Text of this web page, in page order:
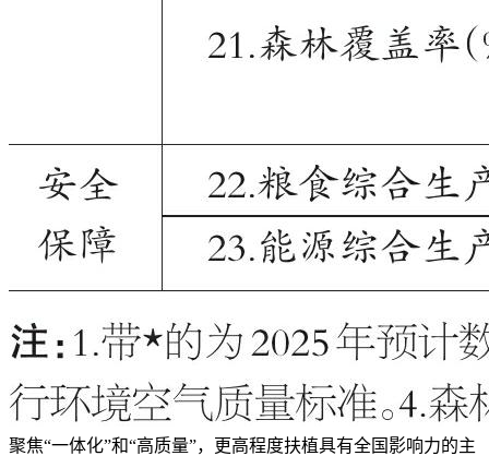
聚焦“一体化”和“高质量”，更高程度扶植具有全国影响力的主要经济核心、科技立异核心、新高地、高质量糊口宜居地，加速打制带动全国高质量成长的主要增加极和新的动力源。国度计谋引领，优化“一廊两带”成长款式，推进成都都会圈、沉庆都会圈相向成长，带动成渝地域中部加速兴起、北翼复兴成长、南翼提级跃升。提拔国度核心城市焦点功能，加速集聚高端资本要素。深切共开国际分析交通枢纽，鞭策成渝从轴提速扩能、城际通道补网强网，加速构成成渝双核间高速通道群，提拔成渝交通曲连曲通和对外程度。强化国度级新区、国度高新区等严沉平台功能协做，鞭策劣势财产互相配套、互拓市场，协同扶植跨区域全链条科技系统。深化成渝本钱市场所做，推进金融根本设备互联互通，加速共建西部金融核心。联动摸索超大城市现代化管理新模式，鞭策城市数据大脑交互联通、公共办事提质融通，配合打制现代化国际大都会。依托成渝间分析运输通道系统，共建成渝从轴经济走廊。联动成渝国际航空枢纽，优化机场、轨道交通、高档级公等根本设备和主要计谋物资储蓄结构。协同扶植智能网联新能源汽车、电子消息、航空制制等成渝财产配套。整合区域空域资本、农文旅资本，鞭策成渝地域低空经济协同成长，打制绿色产物供给地。依托成达万高铁和绵遂资内、告竣、达万铁等，结构扶植成（绵）南达万经济带，打形成渝地域双城经济圈北翼增加极。通顺成都至京津冀、长三角便利高铁和铁水联运通道，指导资本要素向沿线城市集聚，加速成长能源化工、汽车汽配、食物饮料等劣势财产集群。通顺岷江航运从通道，鞭策长江黄金水道向成都平原腹地延长，结构扶植岷江—长江上逛经济带，打形成渝地域双城经济圈南翼增加极。推进沿江城市协同成长优良白酒、晶硅光伏、动力电池、绿色化工、配备制制等财产，共建沿江生态文化旅逛走廊。完美川渝合做机制，提拔结合办公室运转效能，健全专项合做和项目共建机制，鞭策严沉合做事项和项目高效落地落实。支撑川渝高竹新区、万达开地域等因地制宜扶植邻接地域合做平台，摸索成立平台动态调零件制，支撑成长根本较好、具有示范意义的平台做优做强。优化多方参取机制，推进干部人才双向交换，完美运营从体、平易近间力量更好参取成渝地域双城经济圈扶植机制。强化彼此赋能、相向成长，鞭策构成更多具有区域辨识度、全国影响力的标记性，加速扶植实力雄厚、特色明显的成渝地域双城经济圈。合力建立成渝世界级机场群，加速打通进出川渝铁大通道，完美省际高速公通道集群，扩能升级长江上逛航运干线，联动扶植多式联运口岸群，协同打制长江上逛航运核心。做优做强电子消息、配备制制、先辈材料、特色消费品等财产集群，结合培育强大智能网联新能源汽车、生物医药等财产集群，提质扶植成渝“氢走廊”“电走廊”“智行走廊”，联动成长人工智能、低空经济等新兴财产。共建成渝现代高效特色农业带，扶植国度优良粮油保障和国度主要的生猪出产。深化共建巴蜀文化旅逛走廊，打制更具吸引力的国际消费目标地。高程度共建成渝地域区域科技立异核心，强化分析性科学核心立异策源功能，打形成渝绵立异“金三角”，合力打形成渝中线科创大走廊，鞭策沿线城市开展立异协做。深切实施川渝科技立异合做打算，共建氢能绿色制储、先辈辐射手艺、先辈材料、生物制制等范畴沉点尝试室。联动扶植一批概念验证核心、制制业中试平台，建立成渝地域共享型“中试+”办事收集。加速扶植成渝地域“一带一”科技立异合做区和国际手艺转移核心，结合实施千项科技合做项目、千名青年科学家双向交换打算，鞭策取共开国家双向扶植国际科技合做。因地制宜摸索深化经济区取行政区适度分手的多种实现形式，成立健全互利共赢的跨区域协同投入和洽处分享机制。纵深推进成渝地域双城经济圈区域市场一体化，鞭策能源、电信、低空监管等行业供给跨行政区办事。加强根本设备、商业畅通等沉点范畴国企计谋合做，鞭策更多央企总部、区域总部落户。配合扶植向西向南门户枢纽，加强中欧班列（成渝）、西部陆海新通道、长江黄金水道、“空中丝绸之”统筹跟尾，协同强化全球财产商业枢纽扶植。深化政务办事“川渝通办”，鞭策“高效办成一件事”沉点事项集成化打点。强化省际根基公共办事尺度对接，加强生齿高质量成长政策协同，完美教育医疗、就业社保、住房交通、文化体育等范畴公共办事便当共享机制。持续推进长江、嘉陵江、乌江、岷江、涪江、沱江生态廊道扶植，加强跨区域跨流域生态协同立法和结合法律，健全长江流域川渝横向生态弥补机制。从全局谋齐截域、以一域办事全局，阐扬奇特劣势，鞭策国度严沉计谋落地实施，加强国度计谋支持保障能力。深度对接京津冀、长三角、粤港澳大湾区，加强取长三角G60科创走廊、广深科创走廊协同，链条式、集群化衔接东部地域财产升级转移、使用。聚焦打制新时代鞭策西部大开辟主要引擎，深化取西部地域正在物流、财产、能源等范畴合做，合力鞭策出境出海通道劣势为商业和财产劣势，引领西部地域加速建立大、大、高质量成长新款式。加强取长江中逛、关中平原等城市群互动，深化沿江铁、沿江公等共建，完美流域防洪和水沙调控工程系统，协同鞭策长江经济带高质量成长、黄河道域生态和高质量成长。落实国度制制业沉点财产链高质量成长步履，提拔财产链自从可控程度。环绕国度严沉计谋产物需求，深切实施严沉手艺配备攻关工程，正在航空策动机、能源配备、工业母机等范畴，加速冲破一批立异性、标记性配备。提拔计谋性财产平安保障能力，聚焦核工业、航空航天、集成电、新型显示、软件和消息办事、生物医药等范畴强链补链，积极衔接国度沉点财产结构。对接国度急需根本产物，深切实施财产根本再制工程，沉点环绕工业软件、先辈材料、根本电子元器件、智能传感器等范畴精准发力，强化自从研制和系统集成能力，提高产物靠得住性、切确性和智能化程度。夯实粮食、能源等稳产保供能力，提拔资本分析开辟操纵程度，打制保障国度主要初级产物供给计谋。实施新一轮找矿冲破计谋步履，加强根本地质查询拜访和矿产勘查，鞭策钒钛、稀土、锂等计谋性资本增储上产。深切推进攀西计谋资本立异开辟试验区扶植，推进稀土、磷等资本集约高效开辟。鞭策川西北锂资本开辟，加强下逛新能源财产原料供给保障能力。开展深部海相钾资本开辟操纵手艺攻关。优化计谋应急物资储蓄结构和布局，加速扶植一批分析性国度储蓄。钒钛磁铁矿。推进红格南钒钛磁铁矿开辟操纵，加速构成年处置原矿2000万吨采选分手能力，聚焦共伴生资本无效操纵、钛及钛合金材料研制等环节环节开展严沉手艺攻关、中试验证及财产化。锂辉石矿。推进川西北锂辉石矿开辟操纵，加速甲基卡、麦基坦、措拉、德扯弄巴、木绒、党坝等锂矿扶植，新增年处置锂精矿200余万吨采选分手能力。全域推进新质出产力同新质和役力高效融合、双向拉动，通顺平易近、平易近参军双向通道，强化需求对接落实，挖掘平易近口优量，培育强大各类参取从体，建强用好企业库、项目库、需求库、库，提拔环节手艺和产物供给能力，帮力巩固提高一体化国度计谋系统和能力。提拔国防科技工业自从立异能力和程度，建强军平易近协同立异平台，加快有财产前景和市场价值的国防科技。培育强大军工劣势财产集群，提拔区域国防科技工业先辈制制能力。强化资本要素统筹和政策轨制跟尾，办事保障严沉项目实施。把成长经济的出力点放正在实体经济上，更好统筹财产成长质量、规模和效益，加速鞭策财产迈向中高端，建立办事国度全局、表现四川特色的现代化财产系统。凸起新型工业化从导感化，全面推进保守财产转型升级、积极成长新兴财产、超前结构将来财产并举，纵深推进制制业智能化、绿色化、融合化成长，夯实实体经济根底。深切实施六大劣势财产提质倍增步履，分业施策鞭策沉点财产范畴优化布局、提质升级。充实操纵人工智能、大数据、云计较、工业互联网等新手艺，推进电子消息、配备制制、先辈材料等财产提质增效。指导食物饮料、轻工纺织等行业以品种、质量、效率、绿色、平安为成长沉点，扩大顺应需求的新型消费供给。鞭策酿酒、丝绸等汗青典范财产高质量成长。推进冶金、石化、建材等行业实施节能降碳手艺，加强新手艺、新工艺、新设备使用，提拔产质量量和附加值。加速医学、医疗、医药融合成长，打制一流生物医药立异办事系统，鼎力成长医药健康财产。鞭策建建业高质量成长。电子消息。沉点成长集成电、智能终端、软件和消息办事、先辈计较和存储、新型显示、通信和量子科技、智能传感器等范畴。配备制制。沉点成长航空航天配备、高端能源配备、智能网联新能源汽车、轨道交通配备、工业母机等范畴。食物轻纺。沉点成长优良白酒、从食加工、预制食物及调味品、果蔬、茶及饮料加工、纺织鞋服、智能家居和竹财产等范畴。能源化工。沉点成长天然气（页岩气）化工、洁净能源、石油化工、根本材料化工、节能环保、精细化工、磷硫化工等范畴。先辈材料。沉点成长钒钛、稀土、高复合材料、电子材料、无机非金属材料、锂电材料、有色金属材料、化工新材料等范畴。深切实施先辈制制业集群成长步履，鞭策成渝地域电子消息、成德高端能源配备、成都会软件和消息办事、成德绵自凉航空航天、成渝地域生物医药等国度级先辈制制业集群向世界级迈进，提拔一批省级财产集群能级。培育更多国度级中小企业特色财产集群。健全优良企业梯度培育系统，鞭策企业提拔自从立异力、资本整合力和品牌影响力，加速培育财产从导力强的链从企业，接续培育一批专精特新“小巨人”企业、制制业单项冠军企业，推进大中小企业融通立异、协同成长。实施制制业杰出质量工程，强化质量根本设备集成办事，积极从导和参取先辈尺度制修订，加强天府质量、天府名品等质量品牌培育，扶植质量强省。深化开辟区办理轨制，鞭策开辟区提质增效，协同推进体系体例机制立异和科技立异，提高财产集中度和要素集约度。加强开辟区全生命周期办理，接续推进整合优化提拔，有序实施滚动开辟。鞭策高新区以成长高科技、实现财产化为从线，结构培育财产新赛道。开展特色园区梯度培育，推进开辟区特色化专业化成长。提拔孵化、中试验证、查验检测、转型推进、品牌运营等财产根本设备程度。稳妥有序推进化工园区扶植取办理，推进化工园区强基提质。深切开展园区“亩均论豪杰”评价，无效盘活低效用地和闲置空间，推进园区无机更新。聚焦计谋必争范畴和将来财产标的目的选准沉点赛道，强化多手艺融合、多从体参取、多场景使用，出力建立立异策源、孵化、使用牵引、生态营制的财产培育链条，加快鞭策新兴财产集聚成势、将来财产立异冲破。实施财产立异工程，推进财产新赛道抢先竞速成长，出力打制一批成长潜力大、手艺含量高、渗入范畴广的新兴支柱财产。做强生物医药、轨道交通配备、节能环保等国度计谋性新兴财产集群，强大新型显示、集成电、洁净能源配备等省级计谋性新兴财产集群。加速扶植西部贸易航天港、航空动力科创区，推进航空航天强省扶植。加强财产根本能力扶植，结构扶植新兴财产公共办事平台，积极打制高程度财产载体。集成电。强大集成电设想规模，加速成熟制程产能，加强先辈封拆能力，有序成长化合物半导体，鞭策环节配备、材料和零部件等配套能力提拔，建立构成各有侧沉、协做配套、特色明显的财产成长款式。新型显示。支撑AMOLED、Micro-LED、激鲜明示等沉点范畴持续强大，加速全息显示、彩色电子纸等财产化，提拔显示用玻璃、偏光片、环节设备等配套能力，鞭策材料取设备、面板制制取模组拆卸、终端使用等全财产链规模提拔。生物医药。以血液成品、新型疫苗、抗体药物、细胞和基因医治等为从攻标的目的，沉点打制人血白卵白、静注人免疫球卵白等拳头成品，支撑开辟抗病毒、抗肿瘤和医治本身免疫疾病及稀有病等新型疫苗，激励研发新一代抗体药物和核酸药物，成长免疫细胞、干细胞医治和基因医治，支撑立异药临床使用，加速打制生物医药立异策源高地。核医疗。鞭策环节医用同位素规模化出产，开展原创性放射性药物研发，加速闪光放射医治配备临床验证和高端影像配备国产化，提拔多种肿瘤精准靶向诊疗一体化办事能力，出力建立贯通医用同位素、放射性药物、核医疗配备、临床使用的全财产链集群。贸易航天。推进“星箭发用”一体化成长，加速构成低成本模块化卫星制制和大推力可反复利用火箭制制能力，论证推进电磁发射立异手艺使用。推进星座打算扶植，拓展卫星互联网贸易使用场景。新型航空。鼎力成长航空策动机、新一代防务零件等，开展策动机试验验证，集聚成长航空材料、机体部件等细分赛道，鞭策航空动力、航电配备、机体部件等沉点范畴加速冲破。支撑更多企业进入供应系统，提拔国产大飞机当地配套能力。低空经济。加速推进无人机、通航飞机、电动垂曲起降航空器、低空运转办理、低空安防等范畴成长，全面提拔航电系统、飞控系统、低空动力等配套能力，有序低空空域资本，健全低空平安监管系统，持续完美低空根本设备，积极拓展出产功课、公共管理、低空运输、低空消费等场景。新型储能。并行鞭策多手艺线立异，加速锂电储能机能进阶，加快钠电研发取全钒液流电池规模化落地，开展高平安固态电池研发。聚焦新能源消纳操纵和保供需求，科学指导储能项目正在电源侧、电网侧、用户侧各环节的设置装备摆设，全面提拔储能系统的集成效能取靠得住性。激光配备。聚焦材料部件、激光系统、激光零件等环节，一体鞭策光纤激光器、激光晶体等产物推广和气体激光器、固体激光器等产物研发，加速成长伺服电机、机械臂、节制软件等激光配备节制系统，鞭策激光退火配备、动力电池激光切割配备等迭代升级及规模化使用，打制特色激光配备财产集群。增材制制。环绕高机能材料供给、沉点配备研制、增材制制使用，加速成长高机能金属粉末和尼龙树脂、陶瓷等非金属材料，鞭策3D打印设备验证优化和零部件配套能力提拔，强化增材制制正在航空航天、医疗健康等沉点范畴使用。生物农业。实施种业复兴工程，加速培育绿色高产高效新种质，融合前沿手艺鞭策智能育种。培育成长生物农资，针对性开辟精准多靶标生物农药和固氮菌肥、解磷菌肥等功能性生物肥料，成长酶制剂、微生物制剂等生物饲料，鞭策多肽疫苗、益生菌制剂等生物兽药财产化。开辟动物基发酵食物、生物基肉成品、浮萍/微藻及功能性脂肪酸等高附加值新食物。聚焦第六代挪动通信（6G）、量子科技、元、前沿生物、脑科学取脑机接口、氢能和可控核聚变、超高速轨道交通、深地科学等将来财产范畴，加速冲破前沿环节焦点手艺，扶植一批将来财产孵化器和特色园区，提拔新手艺熟化、转移和工程化放大能力，通顺立异策源和使用链条。成立将来财产投入增加和风险分管机制，完美容错纠错机制和弹性包涵监管办事系统，激励财产投资、社会本钱等加大投入。鞭策新型研发组织模式立异，开展多元手艺线摸索、将来财产先行先试。第六代挪动通信（6G）。积极参取6G尺度制定，鞭策手艺尺度向国际尺度。开展太赫兹通信、智能超概况、六合一体化等手艺攻关，鞭策扶植6G试验网和测试验证平台。强化场景需求验证和终端立异，建立可持续贸易模式和广笼盖使用生态。量子科技。加速量子通信适用化财产化历程，开展焦点器件研发、量子保密通信设备等迭代升级，鞭策扶植量子城域网。加速量子计较沉点冲破，鞭策测控系统等元器件财产化，支撑量子计较机道理样机等软件算法研发，加速量子细密丈量使用摸索，鞭策向能源勘察、计时、医疗诊断等场景落地。元。加速硬件、软件、数字内容等协同，推进元取实体经济融合。强化硬件支持，鞭策加强现实眼镜、传感器、力反馈设备等产物改革，鞭策光学器件、虚拟现实显示屏等规模化量产。强化软件推广，加速衬着呈现、建模东西、3D引擎等使用。强化数字内容供给，丰硕动画、逛戏、旧事、音乐等内容。前沿生物。聚焦基因工程、异种器官、合成生物、生物能源和、生物智制配备等从攻标的目的，加强新型基因编纂、细胞分化取去分化调控、新靶点发觉、焦点菌种创制、一碳化合物高效生物、工业酶取生物催化等前沿根本研究，有序鞭策基于无指定病原体级器官供体猪的类器官和异种摸索，打制基于基因的特色产物。脑科学取脑机接口。环绕原创手艺冲破、标记性产物研制、临床使用和场景打制，开展神经信号采集取处置、脑形态评估取调控等手艺攻关，冲破脑机接口产物、手术机械人、康复机械人等高端配备产物，打制医疗健康焦点场景，推进沉点产物正在工业制制、应急平安、公共办事等行业融合。氢能和可控核聚变。出力霸占电解水、光解水及副产氢等环节手艺配备，开展固态、深冷高压、低温液态、无机液体等储运配备研制，鞭策氢燃料电池、氢能沉卡、氢能轨道交通等产物研发。深切实施核聚变加快冲破步履，加速扶植聚变堆涉核环节手艺分析研发平台等严沉项目，开展氘氚燃烧、聚变材料等研制，鞭策磁束缚、惯性束缚核聚变手艺双线冲破。超高速轨道交通。环绕磁悬浮列车、轨道系统、实空管道系统等沉点环节，鞭策扶植实空管道磁悬浮列车试验线，开展磁悬浮列车车体、超导磁体、大功率永磁曲线同步电机、永磁涡流制动系统等研制，加速超高速轨道交通立异系统集成取财产化，提拔整车系统和焦点配备研发出产能力。深地科学。开展暗物质前沿科学研究，开辟超极限活络度探测配备。开展地动预警攻关，开辟三维激光雷达、高活络度物联网传感器等产物。支撑开辟地质灾祸防治高精度数据产物，拓展地动监测取应急救援等使用场景。强化零件引领带动，推进终端零件和财产链上下逛、摆布岸一体化成长。加大首台（套）、首批次、首版次产物立异成长和规模化使用，打制若干标记性产物。积极支撑新手艺推广和新产物使用，加快推进手艺迭代升级。依托沉点尝试室、严沉科技专项等加速试验验证设备扶植，摸索式产物、新办事系统和可行贸易模式立异。加速鞭策场景试验向贸易化落地演进，加快催生新场景新财产。以办事实体经济、办事夸姣糊口为导向，建立现代办事业系统，实施办事业扩能提质步履，全方位鞭策办事业“智改数转”，推进出产性办事业和糊口性办事业协调成长，加速扶植办事经济强省。实施出产性办事业育新强链工程，将出产性办事业深度嵌入制制业全生命周期各环节，延长财产链、沉塑供应链、提拔价值链，建立先辈制制业取现代办事业融合成长的新型财产生态。培育强大科技办事、查验检测、人力资本、节能环保、专业办事、数据消息、批发商业等出产性办事业，推进手艺立异、业态立异、模式立异。实施现代金融、现代物流、平台经济等支持性办事业提质扩容工程。加速成长办事型制制，推进“产物+办事”“办事+制制”融合立异，打制一批办事型制制典型使用场景，正在开辟区、高新区分批次开展共享制制、融合使用场景建立。实施糊口性办事业转型升级步履，环绕全人群、全方位、全生命周期糊口办事新需求，以业态融合、场景培育为沉点，全面拓展糊口性办事业市场。办事平易近生导向，分类推进根基公共办事、普惠糊口办事、质量糊口办事，构成多条理的糊口性办事供给系统。深切挖掘智能穿戴、出行办事、演艺赛事、养老育长、医疗康养、栖身办事、川派餐饮等行业成长潜能，培育成长新业态、新模式、新场景。培育糊口性办事业“领跑者”企业，支撑企业“上限、升规、提质”，激励通过兼并沉组等体例向规模化、品牌化成长。提高现代办事业取先辈制制业、现代农业融合成长程度，深化国度级先辈制制业取现代办事业融合成长试点，鞭策餐饮、零售、科技、消息、文化、旅逛、健康、养老等办事业内部融合。加速办事业尺度化品牌化，开展办事业尺度化扶植，建立一批中华老字号、四川老字号等，持续实施中国品牌日四川系列勾当。深化办事业合做，推进成都办事业扩大分析试点，支撑四川办事“走出去”，分类放宽沉点范畴准入。办事业“智改数转”。正在出产性办事范畴打制一批数智化标杆平台，正在糊口性办事范畴打制一批可复制的聪慧场景。“升规稳规”万企培育。分层培育办事业龙头企业、单项“冠军”、上限升规企业等，规模以上办事业企业达1。5万家。使用场景立异。打制高能级办事业集聚区（培育区）30个，支撑80个“蜀里安闲”消费新场景扶植。品牌价值提拔。持续擦亮“四川办事”品牌，正在金融、物流、商务办事和餐饮、文旅、体育、家政、养老等范畴建立一批高价值办事品牌。产量产能、出产生态、减产增收一路抓，统筹成长科技农业、绿色农业、质量农业、品牌农业，提拔农业分析出产能力和质量效益，建立多元化食物供给系统，加速扶植农业强省。深切实施“藏粮于地、藏粮于技”计谋，开展新一轮粮食产能提拔步履，深化“天府粮仓·百县千片”扶植，力争粮食产量达750亿斤以上。强化耕地和质量提拔，建牢“天府粮仓”良田根本，推进农田水利、高尺度农田扶植，建立多方参取、多元投入的规划扶植管护机制。推进川种复兴，加强种业立异和种源环节焦点手艺攻关，培育正在国内具有影响力的龙头企业。深切推进“天府良机”步履，全力推进高端智能、丘陵山区合用农机配备研发使用，提高农做物耕种收机械化程度。加强种植养殖手艺立异，健全农技推广办事系统，鞭策设备农业、聪慧农业成长，推进良田良种良机良法集成增效。高尺度农田扶植。以粮食产能提拔沉点县、整区域推进市县为沉点，新建高尺度农田900万亩、提拔650万亩。新（改）建农村机电提灌坐3000座。川种复兴。扶植一批国省级种质资本库（圃）、国省级畜禽保种场（区）及省级畜禽基因库。培育推广一批冲破性新品种。扶植一批国省级畜禽焦点育种场。机械化程度提拔。开展丘陵山区农机配备立异攻关，研制和熟化一批智能化、新能源农机配备。扶植一批农机配备中试熟化试验场、区域农机社会化办事核心。粮油单产提拔。提拔粮油千亩高产展现片1000个，新增严沉品种推广面积300万亩，扶植“吨粮田”1000万亩。畜禽规模化养殖。建成一批现代化生猪养殖场、牛羊尺度化养殖场，扶植现代化家禽养殖场，一批猪牛羊禽老旧养殖场。粮食仓储和农资保供。扶植省本级粮食储蓄仓储设备62。5万吨、油罐7。7万吨，正在成都都会圈新建一批粮食仓储物流设备。健全农资收集办事系统，扶植国度农资（储蓄）核心库1个、省域库6个，鞭策扶植一批县域农资配送核心、提拔一批规范化农资运营办事网点。树立大农业不雅、大食物不雅，推进粮经饲统筹、农林牧渔并举，优化种植业出产结构，因地制宜成长林果业，拓展饲草料出产空间，推进现代畜牧渔业高质量成长，保障“菜篮子”产物无效供给。鞭策农业出产供应链、精湛加工链、品牌价值链同构，引进培育高能级农业财产化从体，推进农产物精湛加工业强链补链延链，鞭策优良农产物尺度化出产，提拔“川字号”农产物、区域公用品牌分析效益。实施“天府粮仓·千园扶植”步履，成长强大劣势特色财产集群，加速扶植农业高新手艺财产园区，提拔现代农业财产园区、农业财产强镇财产承载能力。落实农产质量量平安全过程监管轨制，推广绿色出产手艺，成长生态轮回农业，加强农业面源污染分析防治。千亿财产建圈强链工程。培育畜牧万亿级、粮油五千亿级以及蔬菜、生果、茶叶、林竹、蚕桑、水产、调味品、食药同源等千亿级劣势特色农业财产链，实施一批劣势特色农业财产培育项目。农产物加工业提拔工程。鞭策一批新型运营从体实施产地初加工扶植项目，支撑一批农业财产化沉点龙头企业实施农产物精湛加工能力提拔项目。现代农业园区成长工程。新建一批国度现代农业财产园区，新建（晋级）一批省星级现代农业园区，补短提拔一批省五星级园区。推进农业适度规模运营，成长家庭农场、农人合做社等新型农业运营从体，鞭策小农户通过联户运营、联耕联种等体例提拔家庭运营集约化程度，健全各类运营从体联农带农好处联合机制，摸索新型农业运营从体搀扶政策同农户增收挂钩无机跟尾机制。巩固提拔农村集体产权轨制，深化集体林地所有权、承包权、运营权分置，成长新型农村集体经济，健全农村集体资金、资产、资本监管长效机制。深化供销合做社分析，持续打制办事农人出产糊口和现代农业成长的分析平台。建立便利高效的农业社会化办事系统，完美农业社会化办事尺度，立异办事模式、拓展办事范畴。聚焦打通财产链堵点、优化财产生态，整合伙本强化保障，鞭策财产上下逛、摆布岸协同配套，推进“次要承载地+协同成长地”“链从企业+链属企业”协同成长，加速财产集链成群、集群成势。针对沉点财产链精准绘制财产图谱，“一链一图”梳理财产链锻长板、补短板、建新板沉点使命，找准细分赛道和从攻标的目的，精准筛选具有相对劣势、存正在拓展空间、亟待沉点冲破的环节子链。细化财产招商图谱、方针企业名录、正在谈项目清单，针对性推进一批链从型企业项目落地，沿链引进一批上下逛企业。环绕财产链和财产生态谋划构成一批储蓄项目，通过洽商招引、落地、育优做强、纾困解难，鞭策财产链严沉项目投建运营。有序落实区域间财产合做好处分享机制，鞭策财产次要承载地和协同成长地共建共享、错位成长。推进次要承载地阐扬正在财产规模、标记性产物、立异能力、企业从体等方面劣势，鞭策财产链链从企业成立配合开展财产研究